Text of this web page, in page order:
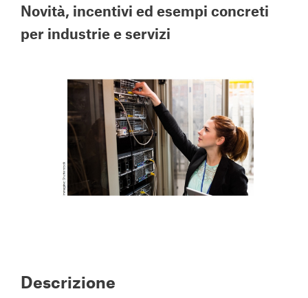
Novità, incentivi ed esempi concreti
per industrie e servizi
Descrizione